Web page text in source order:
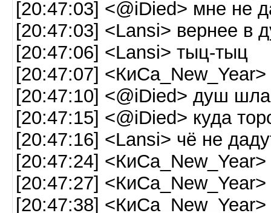
[20:47:03] <@iDied> мне не
[20:47:03] <Lansi> вернее в
[20:47:06] <Lansi> тыц-тыц
[20:47:07]
[20:47:10] <@iDied> душ
[20:47:15] <@iDied> куда
[20:47:16] <Lansi> чё не
[20:47:24] <КиСа_New_Year>
[20:47:27]
[20:47:38]